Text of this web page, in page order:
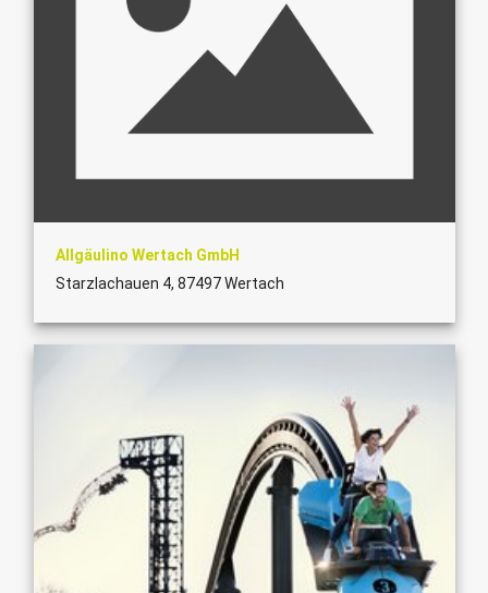
Allgäulino Wertach GmbH
Starzlachauen 4, 87497 Wertach